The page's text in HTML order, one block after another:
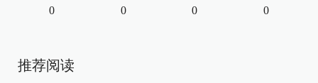
0 0 0 0
推荐阅读